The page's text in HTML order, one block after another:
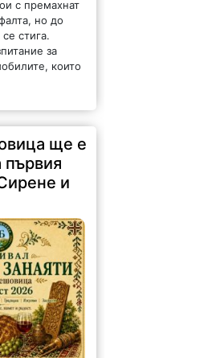
но до
стига.
за
които
ще е
първия
и